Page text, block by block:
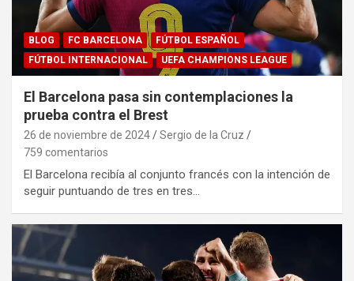
BLOG FC BARCELONA
FÚTBOL ESPAÑOL
FÚTBOL INTERNACIONAL
UEFA CHAMPIONS LEAGUE
El Barcelona pasa sin contemplaciones la
prueba contra el Brest
26 de noviembre de 2024
Sergio de la Cruz
759 comentarios
El Barcelona recibía al conjunto francés con la intención de
seguir puntuando de tres en tres…